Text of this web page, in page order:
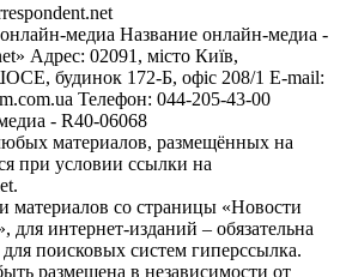
медиа Название онлайн-медиа -
Адрес: 02091, місто Київ,
будинок 172-Б, офіс 208/1 E-mail:
Телефон: 044-205-43-00
- R40-06068
материалов, размещённых на
при условии ссылки на
материалов со страницы «Новости
интернет-изданий – обязательна
поисковых систем гиперссылка.
размещена в независимости от